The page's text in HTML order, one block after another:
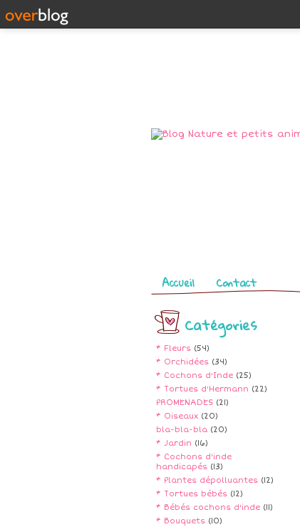
Pages
Accueil Contact
Catégories
* Fleurs (54)
* Orchidées (34)
* Cochons d'Inde (25)
* Tortues d'Hermann (22)
PROMENADES (21)
* Oiseaux (20)
bla-bla-bla (20)
* Jardin (16)
* Cochons d'inde
handicapés (13)
* Plantes dépolluantes (12)
* Tortues bébés (12)
* Bébés cochons d'inde (11)
* Bouquets (10)